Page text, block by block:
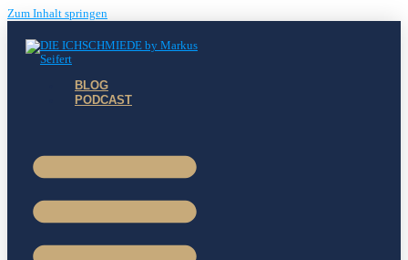
Zum Inhalt springen
BLOG
PODCAST